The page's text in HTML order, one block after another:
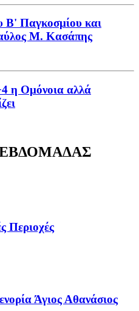
Β' Παγκοσμίου και
Μ. Κασάπης
η Ομόνοια αλλά
Περιοχές
Άγιος Αθανάσιος